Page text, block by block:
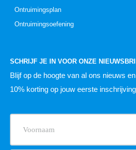
Ontruimingsplan
Ontruimingsoefening
SCHRIJF JE IN VOOR ONZE
Blijf op de hoogte van al ons nieuws
10% korting op jouw eerste
(Vereist)